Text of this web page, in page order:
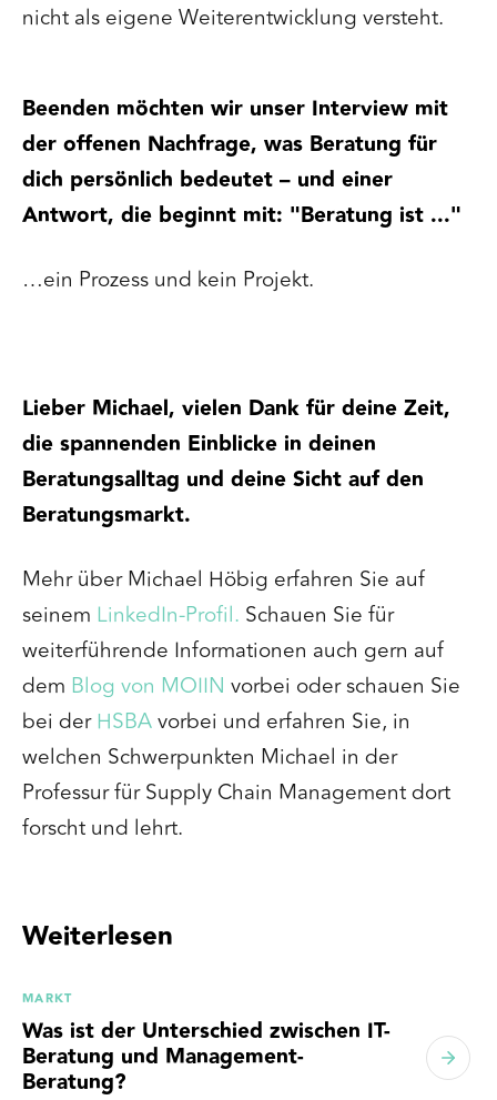
nicht als eigene Weiterentwicklung versteht.
Beenden möchten wir unser Interview mit
der offenen Nachfrage, was Beratung für
dich persönlich bedeutet – und einer
Antwort, die beginnt mit: "Beratung ist ..."
…ein Prozess und kein Projekt.
Lieber Michael, vielen Dank für deine Zeit,
die spannenden Einblicke in deinen
Beratungsalltag und deine Sicht auf den
Beratungsmarkt.
Mehr über Michael Höbig erfahren Sie auf
seinem LinkedIn-Profil. Schauen Sie für
weiterführende Informationen auch gern auf
dem Blog von MOIIN vorbei oder schauen Sie
bei derHSBAvorbei und erfahren Sie, in
welchen Schwerpunkten Michael in der
Professur für Supply Chain Management dort
forscht und lehrt.
Weiterlesen
MARKT
Was ist der Unterschied zwischen IT-
Beratung und Management-
Beratung?